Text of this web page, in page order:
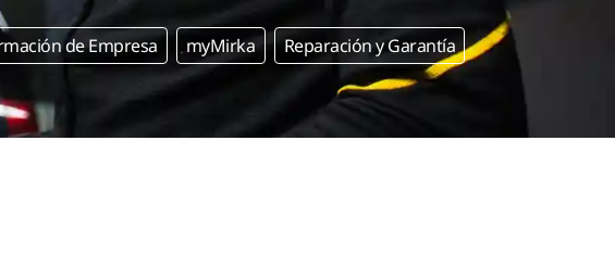
de Empresa myMirka Reparación y Garantía